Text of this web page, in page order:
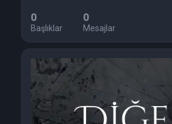
0
Başlıklar
0
Mesajlar